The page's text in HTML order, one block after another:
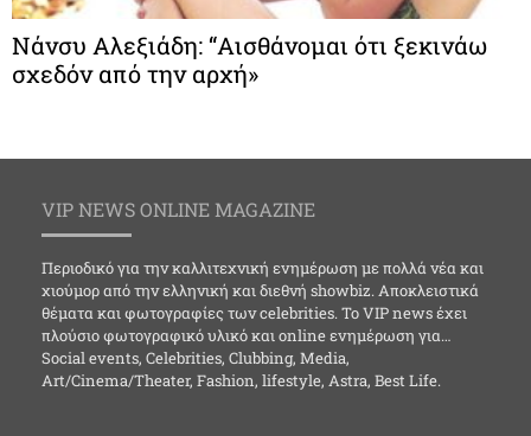
Νάνσυ Αλεξιάδη: “Αισθάνομαι ότι ξεκινάω
σχεδόν από την αρχή»
VIP NEWS ONLINE MAGAZINE
Περιοδικό για την καλλιτεχνική ενημέρωση με πολλά νέα και
χιούμορ από την ελληνική και διεθνή showbiz. Αποκλειστικά
θέματα και φωτογραφίες των celebrities. Το VIP news έχει
πλούσιο φωτογραφικό υλικό και online ενημέρωση για…
Social events, Celebrities, Clubbing, Media,
Art/Cinema/Theater, Fashion, lifestyle, Astra, Best Life.